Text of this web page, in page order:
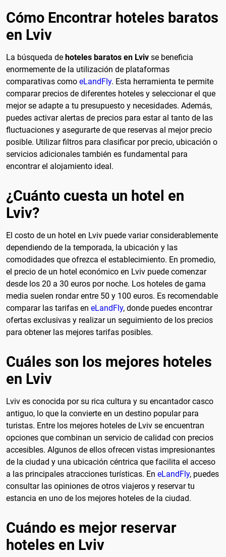
Cómo Encontrar hoteles baratos
en Lviv
La búsqueda de hoteles baratos en Lviv se beneficia
enormemente de la utilización de plataformas
comparativas como eLandFly. Esta herramienta te permite
comparar precios de diferentes hoteles y seleccionar el que
mejor se adapte a tu presupuesto y necesidades. Además,
puedes activar alertas de precios para estar al tanto de las
fluctuaciones y asegurarte de que reservas al mejor precio
posible. Utilizar filtros para clasificar por precio, ubicación o
servicios adicionales también es fundamental para
encontrar el alojamiento ideal.
¿Cuánto cuesta un hotel en
Lviv?
El costo de un hotel en Lviv puede variar considerablemente
dependiendo de la temporada, la ubicación y las
comodidades que ofrezca el establecimiento. En promedio,
el precio de un hotel económico en Lviv puede comenzar
desde los 20 a 30 euros por noche. Los hoteles de gama
media suelen rondar entre 50 y 100 euros. Es recomendable
comparar las tarifas en eLandFly, donde puedes encontrar
ofertas exclusivas y realizar un seguimiento de los precios
para obtener las mejores tarifas posibles.
Cuáles son los mejores hoteles
en Lviv
Lviv es conocida por su rica cultura y su encantador casco
antiguo, lo que la convierte en un destino popular para
turistas. Entre los mejores hoteles de Lviv se encuentran
opciones que combinan un servicio de calidad con precios
accesibles. Algunos de ellos ofrecen vistas impresionantes
de la ciudad y una ubicación céntrica que facilita el acceso
a las principales atracciones turísticas. En eLandFly, puedes
consultar las opiniones de otros viajeros y reservar tu
estancia en uno de los mejores hoteles de la ciudad.
Cuándo es mejor reservar
hoteles en Lviv